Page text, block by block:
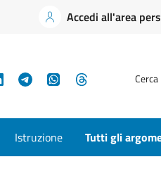
Accedi all'area
LinkedInTelegramWhatsApp Cerca
Istruzione Tutti gli